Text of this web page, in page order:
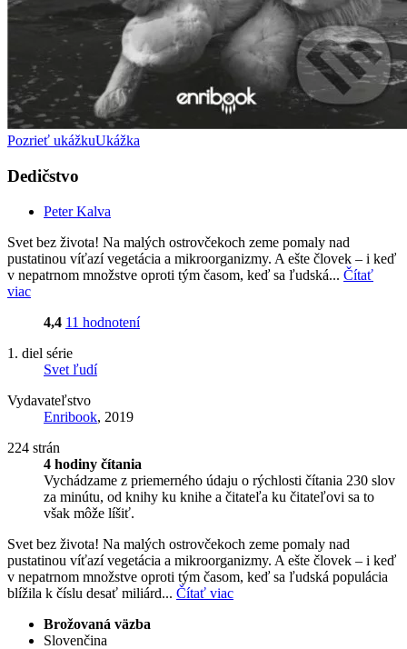
Pozrieť ukážkuUkážka
Dedičstvo
Peter Kalva
Svet bez života! Na malých ostrovčekoch zeme pomaly nad
pustatinou víťazí vegetácia a mikroorganizmy. A ešte človek – i keď
v nepatrnom množstve oproti tým časom, keď sa ľudská... Čítať
viac
4,4 11 hodnotení
1. diel série
Svet ľudí
Vydavateľstvo
Enribook, 2019
224 strán
4 hodiny čítania
Vychádzame z priemerného údaju o rýchlosti čítania 230 slov
za minútu, od knihy ku knihe a čitateľa ku čitateľovi sa to
však môže líšiť.
Svet bez života! Na malých ostrovčekoch zeme pomaly nad
pustatinou víťazí vegetácia a mikroorganizmy. A ešte človek – i keď
v nepatrnom množstve oproti tým časom, keď sa ľudská populácia
blížila k číslu desať miliárd... Čítať viac
Brožovaná väzba
Slovenčina